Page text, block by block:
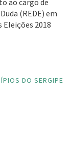
ao cargo de
(REDE) em
Eleições 2018
DO SERGIPE